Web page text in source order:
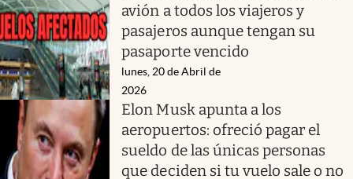
avión a todos los viajeros y
pasajeros aunque tengan su
pasaporte vencido
lunes, 20 de Abril de
2026
Elon Musk apunta a los
aeropuertos: ofreció pagar el
sueldo de las únicas personas
que deciden si tu vuelo sale o no